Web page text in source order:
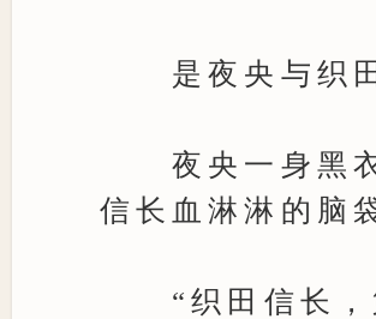
是夜央与织田
夜央一身黑衣
信长血淋淋的脑
“织田信长，